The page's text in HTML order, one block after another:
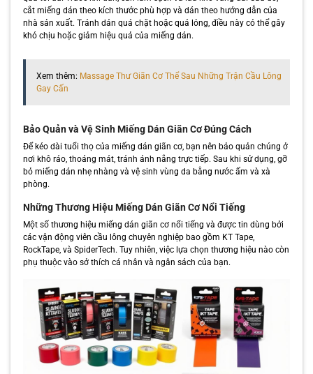
cắt miếng dán theo kích thước phù hợp và dán theo hướng dẫn của
nhà sản xuất. Tránh dán quá chặt hoặc quá lỏng, điều này có thể gây
khó chịu hoặc giảm hiệu quả của miếng dán.
Xem thêm: Massage Thư Giãn Cơ Thể Sau Những Trận Cầu Lông
Gay Cấn
Bảo Quản và Vệ Sinh Miếng Dán Giãn Cơ Đúng Cách
Để kéo dài tuổi thọ của miếng dán giãn cơ, bạn nên bảo quản chúng ở
nơi khô ráo, thoáng mát, tránh ánh nắng trực tiếp. Sau khi sử dụng, gỡ
bỏ miếng dán nhẹ nhàng và vệ sinh vùng da bằng nước ấm và xà
phòng.
Những Thương Hiệu Miếng Dán Giãn Cơ Nổi Tiếng
Một số thương hiệu miếng dán giãn cơ nổi tiếng và được tin dùng bởi
các vận động viên cầu lông chuyên nghiệp bao gồm KT Tape,
RockTape, và SpiderTech. Tuy nhiên, việc lựa chọn thương hiệu nào còn
phụ thuộc vào sở thích cá nhân và ngân sách của bạn.